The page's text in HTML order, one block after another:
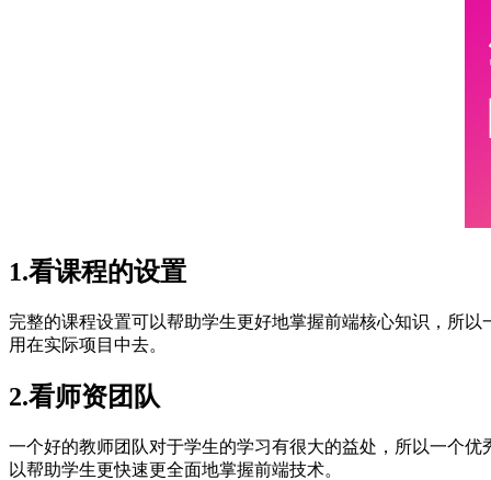
1.看课程的设置
完整的课程设置可以帮助学生更好地掌握前端核心知识，所
用在实际项目中去。
2.看师资团队
一个好的教师团队对于学生的学习有很大的益处，所以一个
以帮助学生更快速更全面地掌握前端技术。